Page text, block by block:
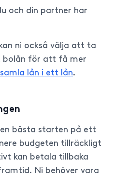
och din partner har
ni också välja att ta
bolån för att få mer
samla lån i ett lån.
bästa starten på ett
budgeten tillräckligt
kan betala tillbaka
Ni behöver vara